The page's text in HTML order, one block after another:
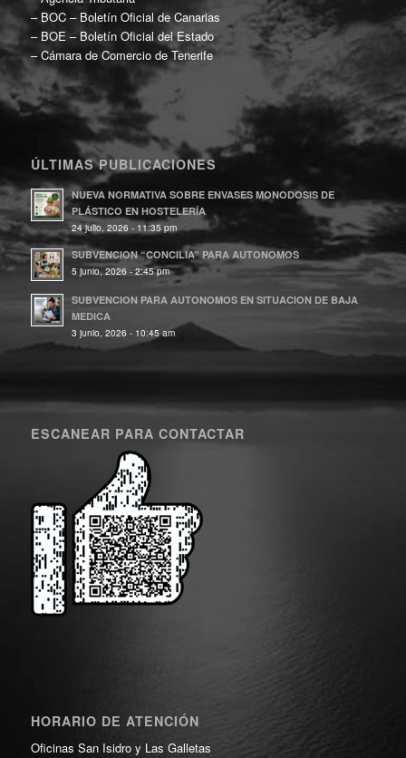
– BOC – Boletín Oficial de Canarias
– BOE – Boletín Oficial del Estado
–Cámara de Comercio de Tenerife
ÚLTIMAS PUBLICACIONES
NUEVA NORMATIVA SOBRE ENVASES MONODOSIS DE
PLÁSTICO EN HOSTELERÍA
24 julio, 2026 - 11:35 pm
SUBVENCION “CONCILIA” PARA AUTONOMOS
5 junio, 2026 - 2:45 pm
SUBVENCION PARA AUTONOMOS EN SITUACION DE BAJA
MEDICA
3 junio, 2026 - 10:45 am
ESCANEAR PARA CONTACTAR
HORARIO DE ATENCIÓN
Oficinas San Isidro y Las Galletas